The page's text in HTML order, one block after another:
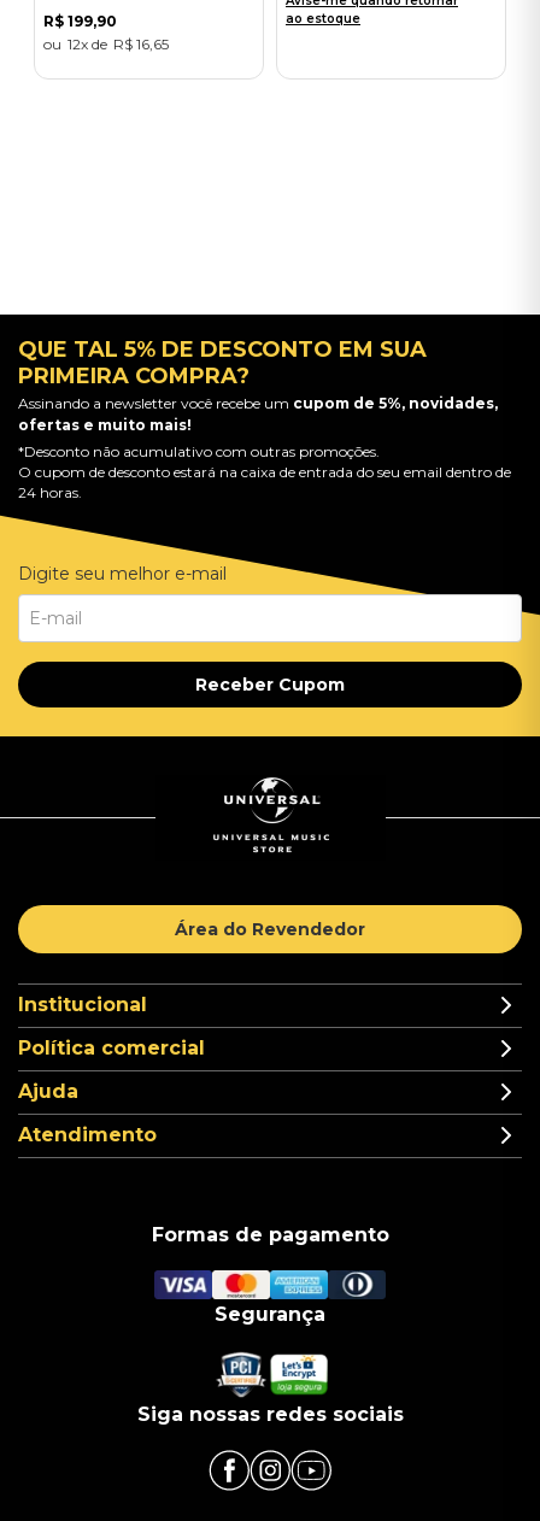
R$ 199,90
12
R$ 16 65
ao estoque
QUE TAL 5% DE DESCONTO EM SUA
PRIMEIRA COMPRA?
Assinando a newsletter você recebe um cupom de 5%, novidades,
ofertas e muito mais!
*Desconto não acumulativo com outras promoções.
O cupom de desconto estará na caixa de entrada do seu email dentro de
24 horas.
Digite seu melhor e-mail
Receber Cupom
Área do Revendedor
Institucional
Política comercial
Ajuda
Atendimento
Formas de pagamento
Segurança
Siga nossas redes sociais